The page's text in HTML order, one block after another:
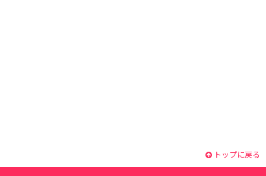
トップに戻る